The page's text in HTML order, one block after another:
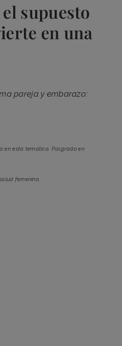
supuesto
en una
pareja y embarazo:
en esta temática. Posgrado en
femenina.